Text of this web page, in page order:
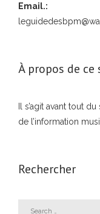
Email.:
À propos de ce
Il s’agit avant tout
de l’information
Rechercher